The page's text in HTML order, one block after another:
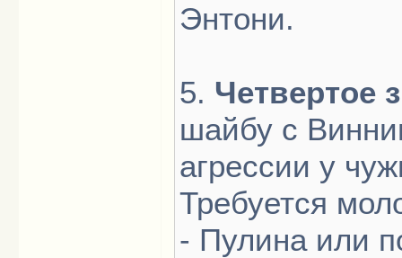
Энтони.
5. Четвертое
шайбу с
агрессии у
Требуется
- Пулина или